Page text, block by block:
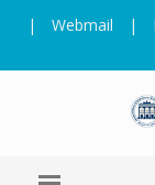
| Webmail |